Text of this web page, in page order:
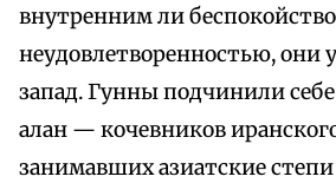
внутренним ли
неудовлетворенностью, они
запад. Гунны подчинили
алан — кочевников
занимавших азиатские степи